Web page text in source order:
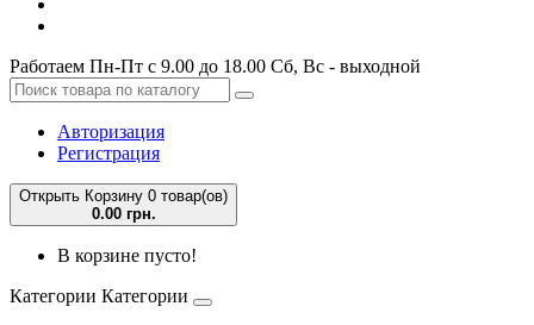
Работаем Пн-Пт с 9.00 до 18.00 Сб, Вс - выходной
Авторизация
Регистрация
Открыть Корзину 0 товар(ов)
0.00 грн.
В корзине пусто!
Категории Категории